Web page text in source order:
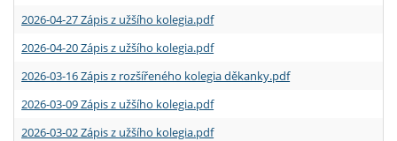
2026-04-27 Zápis z užšího kolegia.pdf
2026-04-20 Zápis z užšího kolegia.pdf
2026-03-16 Zápis z rozšířeného kolegia děkanky.pdf
2026-03-09 Zápis z užšího kolegia.pdf
2026-03-02 Zápis z užšího kolegia.pdf